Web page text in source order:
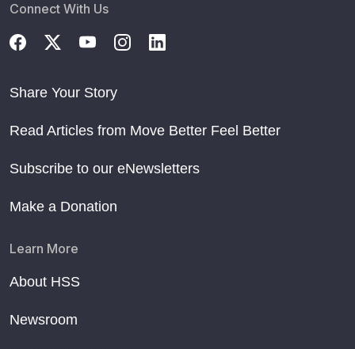
Connect With Us
Share Your Story
Read Articles from Move Better Feel Better
Subscribe to our eNewsletters
Make a Donation
Learn More
About HSS
Newsroom